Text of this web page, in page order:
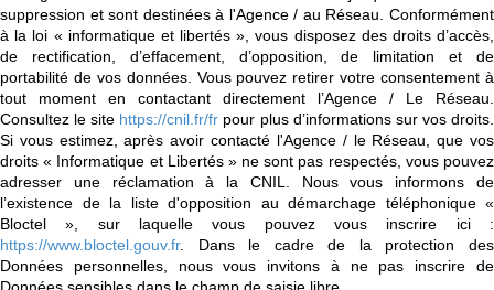
suppression et sont destinées à l'Agence / au Réseau. Conformément
à la loi « informatique et libertés », vous disposez des droits d’accès,
de rectification, d’effacement, d’opposition, de limitation et de
portabilité de vos données. Vous pouvez retirer votre consentement à
tout moment en contactant directement l’Agence / Le Réseau.
Consultez le site https://cnil.fr/fr pour plus d’informations sur vos droits.
Si vous estimez, après avoir contacté l'Agence / le Réseau, que vos
droits « Informatique et Libertés » ne sont pas respectés, vous pouvez
adresser une réclamation à la CNIL. Nous vous informons de
l’existence de la liste d'opposition au démarchage téléphonique «
Bloctel », sur laquelle vous pouvez vous inscrire ici :
https://www.bloctel.gouv.fr. Dans le cadre de la protection des
Données personnelles, nous vous invitons à ne pas inscrire de
Données sensibles dans le champ de saisie libre.